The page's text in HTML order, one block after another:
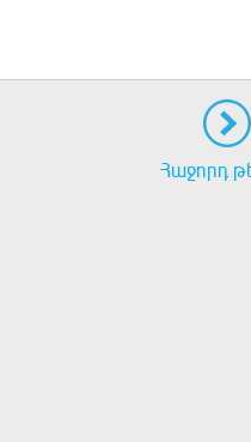
Հաջորդ